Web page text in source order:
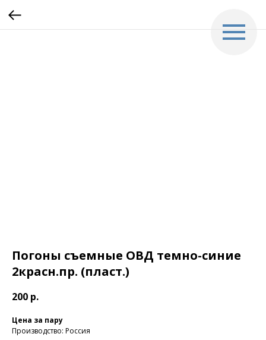
Погоны съемные ОВД темно-синие
2красн.пр. (пласт.)
200 р.
Цена за пару
Производство: Россия